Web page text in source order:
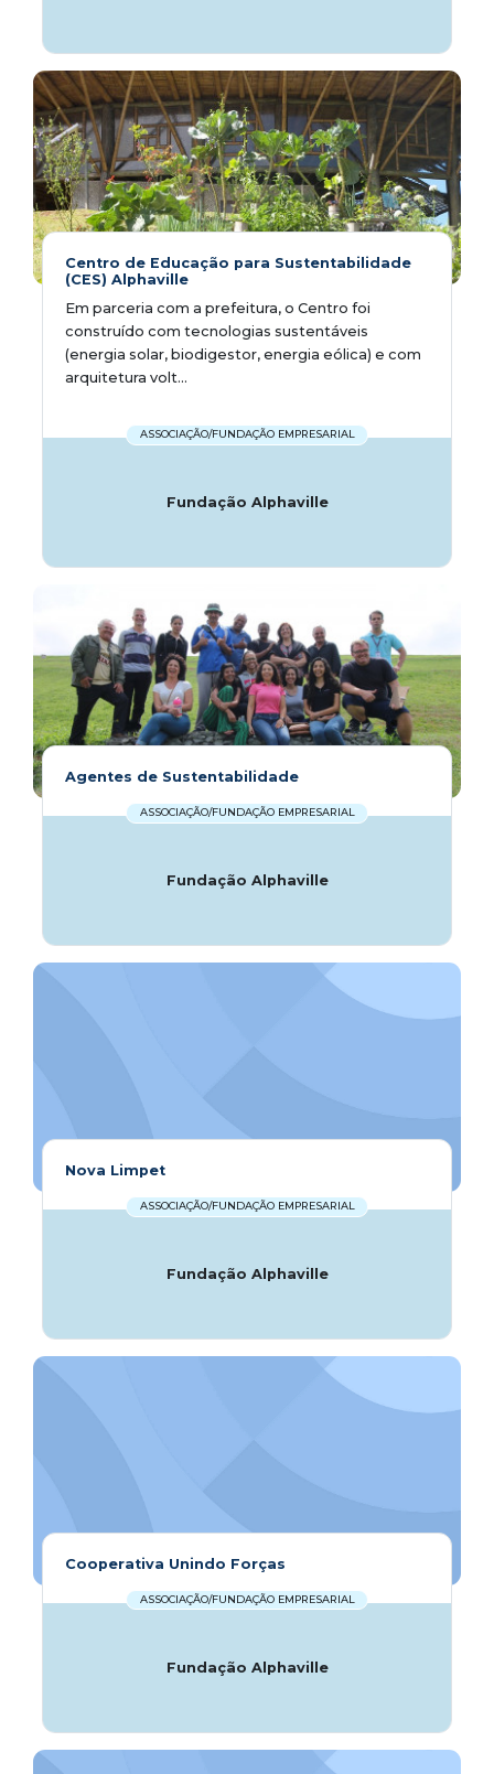
Centro de Educação para Sustentabilidade
(CES) Alphaville
Em parceria com a prefeitura, o Centro foi
construído com tecnologias sustentáveis
(energia solar, biodigestor, energia eólica) e com
arquitetura volt...
ASSOCIAÇÃO/FUNDAÇÃO EMPRESARIAL
Fundação Alphaville
Agentes de Sustentabilidade
ASSOCIAÇÃO/FUNDAÇÃO EMPRESARIAL
Fundação Alphaville
Nova Limpet
ASSOCIAÇÃO/FUNDAÇÃO EMPRESARIAL
Fundação Alphaville
Cooperativa Unindo Forças
ASSOCIAÇÃO/FUNDAÇÃO EMPRESARIAL
Fundação Alphaville